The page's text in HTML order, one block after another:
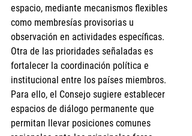
espacio, mediante mecanismos flexibles
como membresías provisorias u
observación en actividades específicas.
Otra de las prioridades señaladas es
fortalecer la coordinación política e
institucional entre los países miembros.
Para ello, el Consejo sugiere establecer
espacios de diálogo permanente que
permitan llevar posiciones comunes